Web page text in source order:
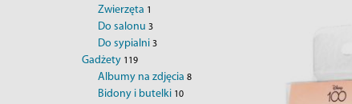
Zwierzęta 1
Do salonu 3
Do sypialni 3
Gadżety 119
Albumy na zdjęcia 8
Bidony i butelki 10